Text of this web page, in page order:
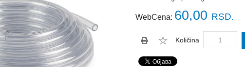
WebCena: 60,00 RSD.
Količina